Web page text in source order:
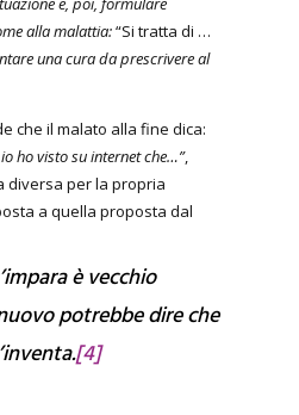
alla malattia:“Si tratta di …
una cura da prescrivere al
che il malato alla fine dica:
ho visto su internet che…”,
diversa per la propria
a quella proposta dal
è vecchio
potrebbe dire che
[4]